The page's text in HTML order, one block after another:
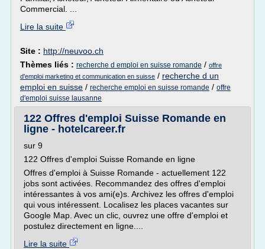
Commercial. ...
Lire la suite
Site : http://neuvoo.ch
Thèmes liés : recherche d emploi en suisse romande / offre
d'emploi marketing et communication en suisse / recherche d un
emploi en suisse / recherche emploi en suisse romande / offre
d'emploi suisse lausanne
122 Offres d'emploi Suisse Romande en
ligne - hotelcareer.fr
sur 9
122 Offres d'emploi Suisse Romande en ligne
Offres d'emploi à Suisse Romande - actuellement 122
jobs sont activées. Recommandez des offres d'emploi
intéressantes à vos ami(e)s. Archivez les offres d'emploi
qui vous intéressent. Localisez les places vacantes sur
Google Map. Avec un clic, ouvrez une offre d'emploi et
postulez directement en ligne....
Lire la suite